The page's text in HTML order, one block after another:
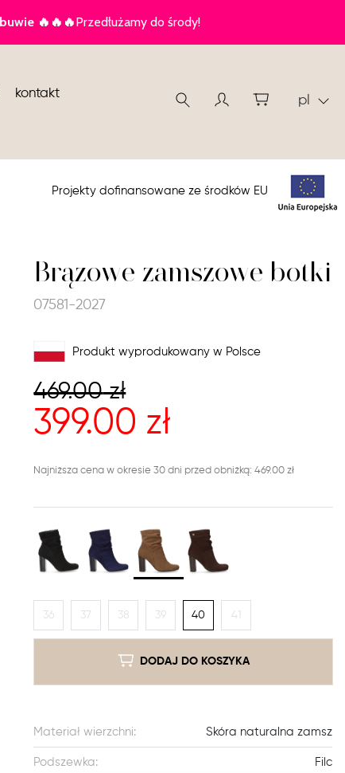
kontakt pl
Projekty dofinansowane ze środków EU
Brązowe zamszowe botki
07581-2027
Produkt wyprodukowany w Polsce
469.00zł
399.00 zł
Najniższa cena w okresie 30 dni przed obniżką: 469.00 zł
36 37 38 39 40 41
DODAJ DO KOSZYKA
Materiał wierzchni: Skóra naturalna zamsz
Podszewka: Filc